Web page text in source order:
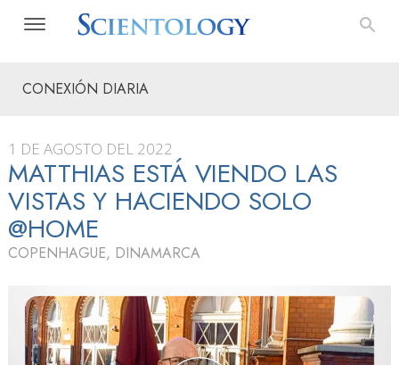
CONEXIÓN DIARIA
1 DE AGOSTO DEL 2022
MATTHIAS ESTÁ VIENDO LAS
VISTAS Y HACIENDO SOLO
@HOME
COPENHAGUE, DINAMARCA